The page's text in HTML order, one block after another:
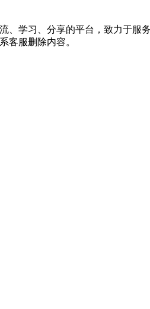
、学习、分享的平台，致力于服
客服删除内容。